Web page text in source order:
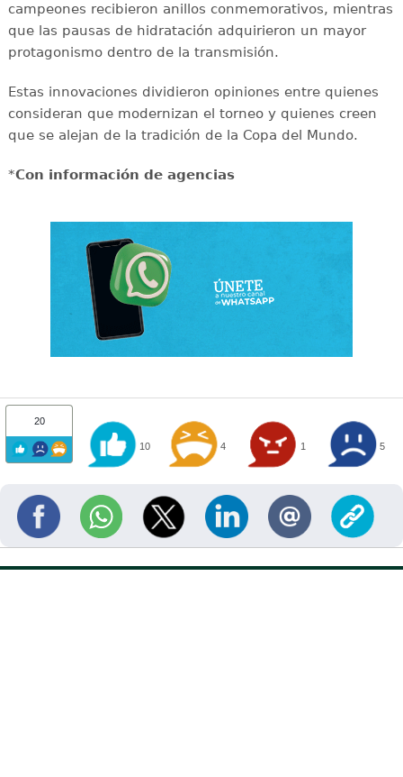
campeones recibieron anillos conmemorativos, mientras
que las pausas de hidratación adquirieron un mayor
protagonismo dentro de la transmisión.
Estas innovaciones dividieron opiniones entre quienes
consideran que modernizan el torneo y quienes creen
que se alejan de la tradición de la Copa del Mundo.
*Con información de agencias
20
10 4 1 5